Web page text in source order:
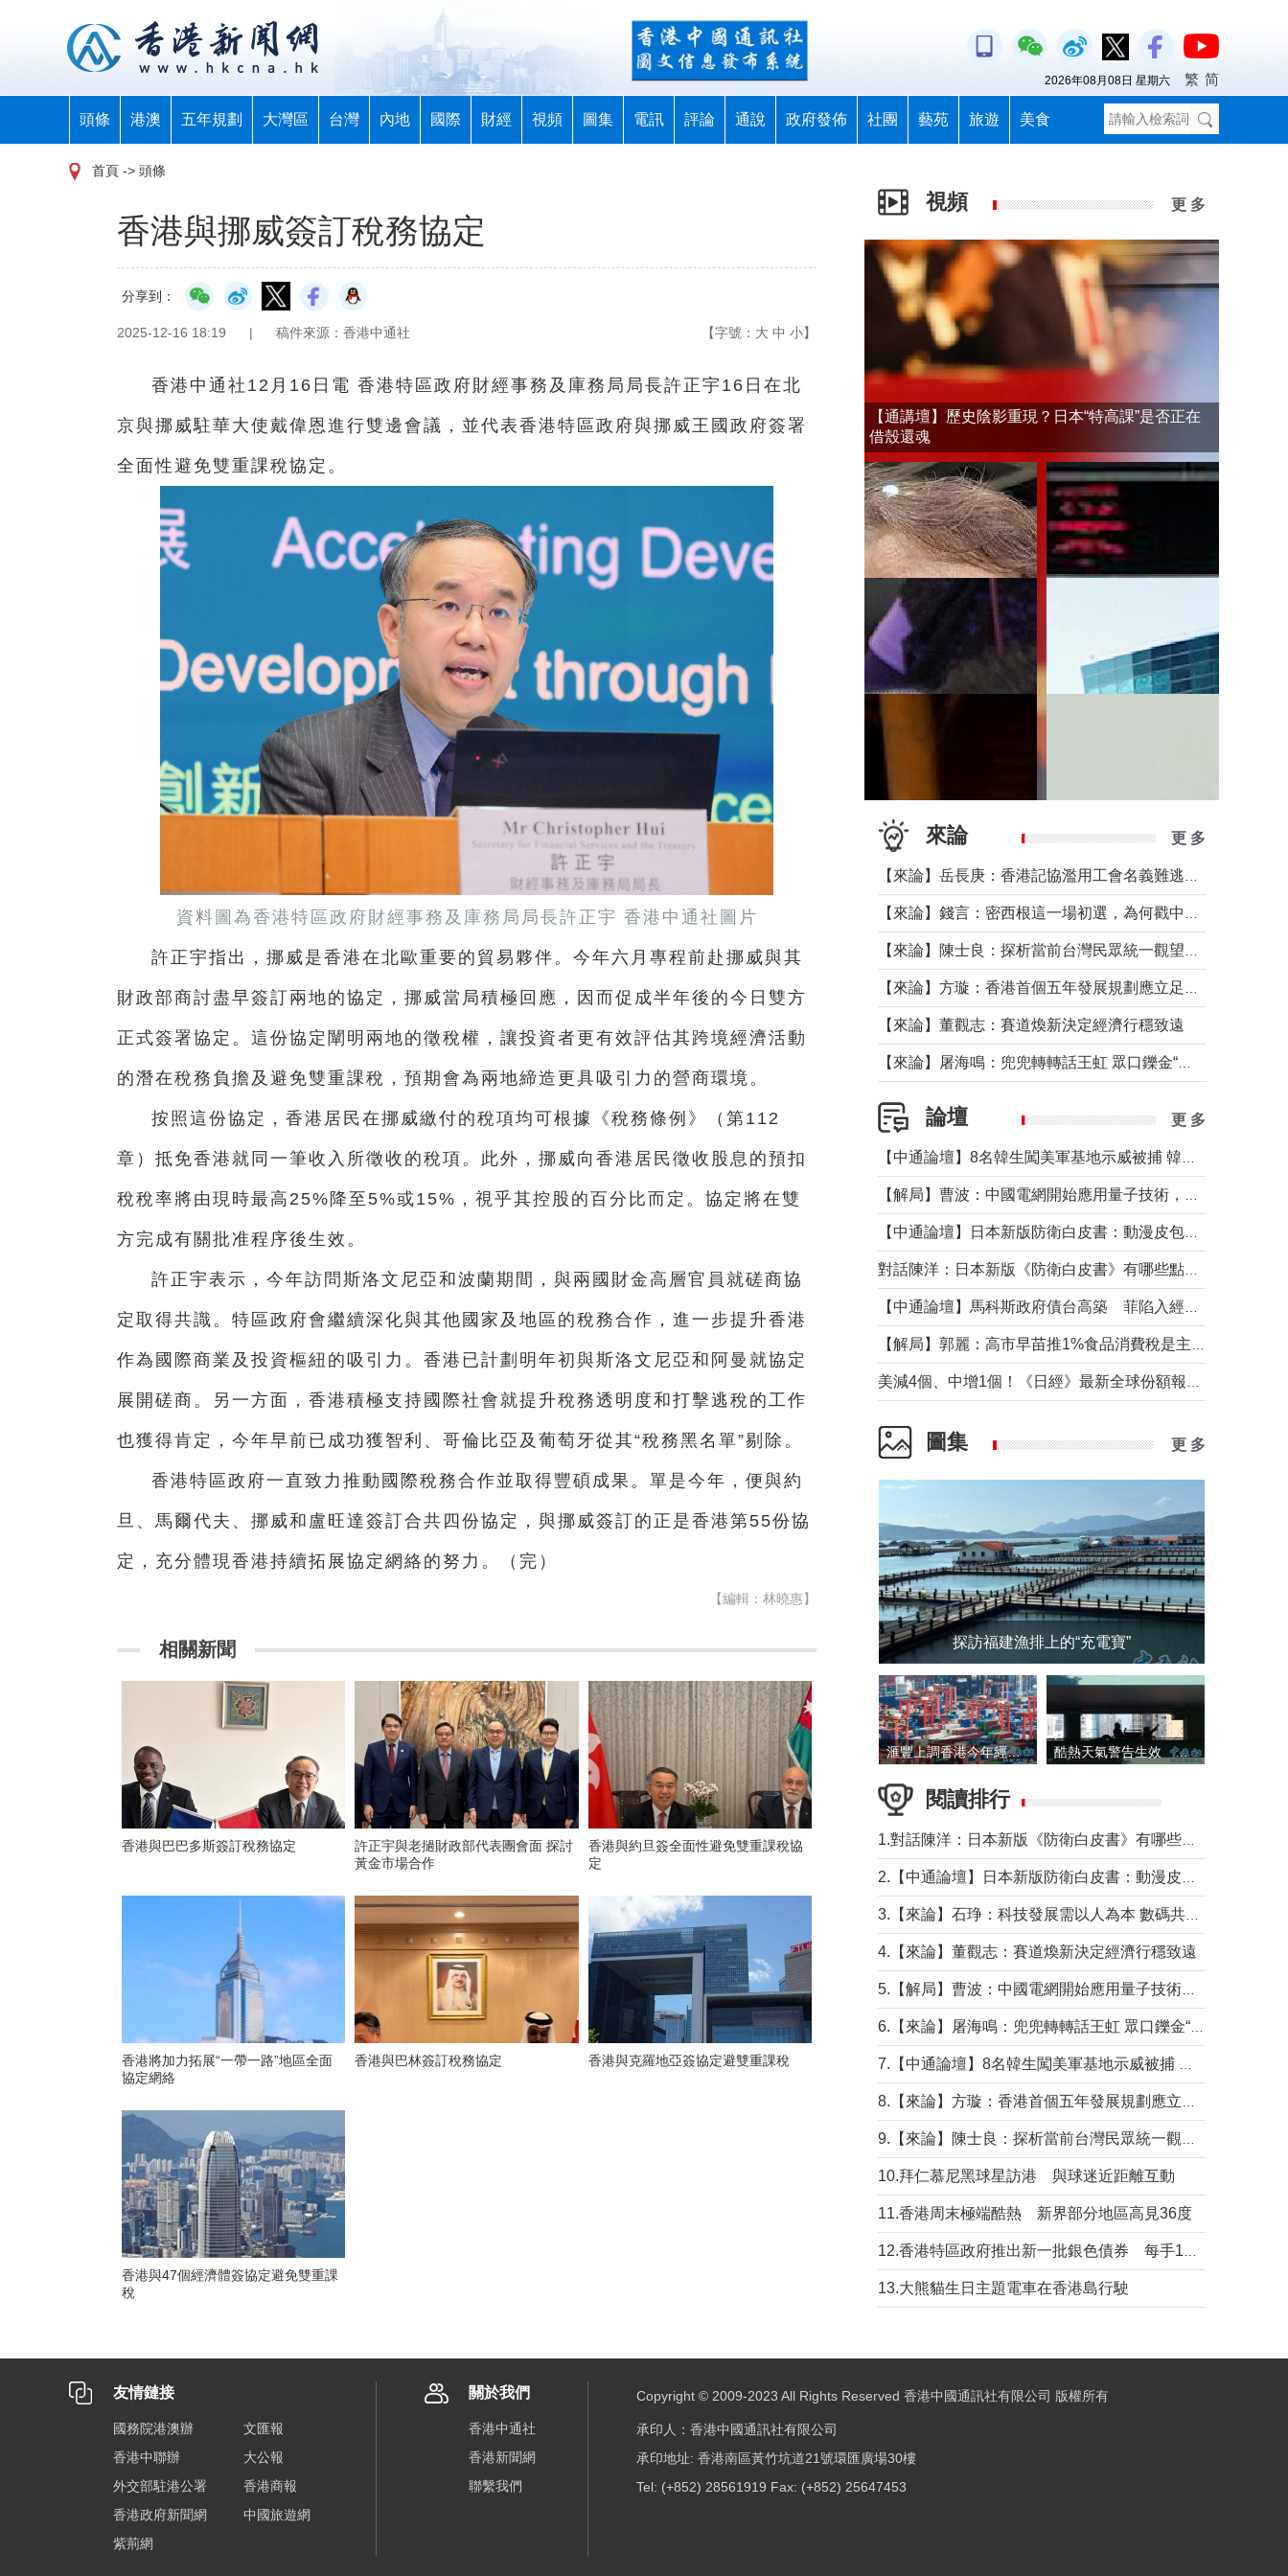
頭條 港澳 五年規劃 大灣區 台灣 內地 國際 財經 視頻 圖集 電訊 評論 通說 政府發佈 社團 藝苑 旅遊 美食
2026年08月08日 星期六 繁 简
首頁 -> 頭條
香港與挪威簽訂稅務協定
分享到：
2025-12-16 18:19 | 稿件來源：香港中通社 【字號： 大 中 小】
香港中通社12月16日電 香港特區政府財經事務及庫務局局長許正宇16日在北
京與挪威駐華大使戴偉恩進行雙邊會議，並代表香港特區政府與挪威王國政府簽署
全面性避免雙重課稅協定。
資料圖為香港特區政府財經事務及庫務局局長許正宇 香港中通社圖片
許正宇指出，挪威是香港在北歐重要的貿易夥伴。今年六月專程前赴挪威與其
財政部商討盡早簽訂兩地的協定，挪威當局積極回應，因而促成半年後的今日雙方
正式簽署協定。這份協定闡明兩地的徵稅權，讓投資者更有效評估其跨境經濟活動
的潛在稅務負擔及避免雙重課稅，預期會為兩地締造更具吸引力的營商環境。
按照這份協定，香港居民在挪威繳付的稅項均可根據《稅務條例》（第112
章）抵免香港就同一筆收入所徵收的稅項。此外，挪威向香港居民徵收股息的預扣
稅稅率將由現時最高25%降至5%或15%，視乎其控股的百分比而定。協定將在雙
方完成有關批准程序後生效。
許正宇表示，今年訪問斯洛文尼亞和波蘭期間，與兩國財金高層官員就磋商協
定取得共識。特區政府會繼續深化與其他國家及地區的稅務合作，進一步提升香港
作為國際商業及投資樞紐的吸引力。香港已計劃明年初與斯洛文尼亞和阿曼就協定
展開磋商。另一方面，香港積極支持國際社會就提升稅務透明度和打擊逃稅的工作
也獲得肯定，今年早前已成功獲智利、哥倫比亞及葡萄牙從其“稅務黑名單”剔除。
香港特區政府一直致力推動國際稅務合作並取得豐碩成果。單是今年，便與約
旦、馬爾代夫、挪威和盧旺達簽訂合共四份協定，與挪威簽訂的正是香港第55份協
定，充分體現香港持續拓展協定網絡的努力。（完）
【編輯：林曉惠】
相關新聞
香港與巴巴多斯簽訂稅務協定
許正宇與老撾財政部代表團會面 探討
黃金市場合作
香港與約旦簽全面性避免雙重課稅協
定
香港將加力拓展“一帶一路”地區全面
協定網絡
香港與巴林簽訂稅務協定 香港與克羅地亞簽協定避雙重課稅
香港與47個經濟體簽協定避免雙重課
稅
視頻 更 多
【通講壇】歷史陰影重現？日本“特高課”是否正在
借殼還魂
來論 更 多
【來論】董觀志：賽道煥新決定經濟行穩致遠
論壇 更 多
圖集 更 多
探訪福建漁排上的“充電寶”
滙豐上調香港今年經濟增長預測至4.5% 酷熱天氣警告生效 本港高溫持續至下周
閱讀排行
4.【來論】董觀志：賽道煥新決定經濟行穩致遠
10.拜仁慕尼黑球星訪港 與球迷近距離互動
11.香港周末極端酷熱 新界部分地區高見36度
13.大熊貓生日主題電車在香港島行駛
友情鏈接
國務院港澳辦
文匯報
香港中聯辦
大公報
外交部駐港公署
香港商報
香港政府新聞網
中國旅遊網
紫荊網
關於我們
香港中通社
香港新聞網
聯繫我們
Copyright © 2009-2023 All Rights Reserved 香港中國通訊社有限公司 版權所有
承印人：香港中國通訊社有限公司
承印地址: 香港南區黃竹坑道21號環匯廣場30樓
Tel: (+852) 28561919 Fax: (+852) 25647453